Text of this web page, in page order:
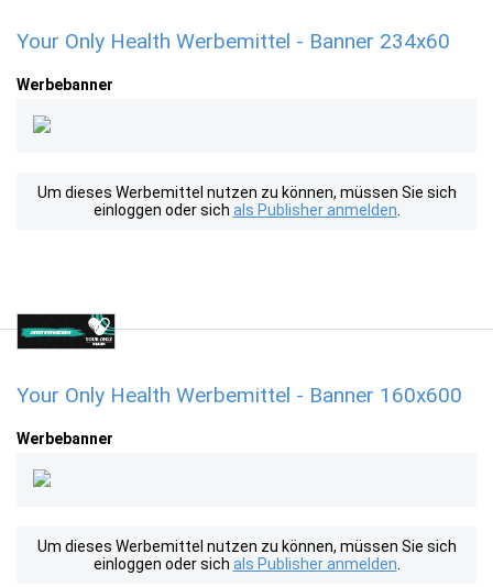
Your Only Health Werbemittel - Banner 234x60
Werbebanner
Um dieses Werbemittel nutzen zu können, müssen Sie sich
einloggen oder sich als Publisher anmelden
Your Only Health Werbemittel - Banner 160x600
Werbebanner
Um dieses Werbemittel nutzen zu können, müssen Sie sich
einloggen oder sich als Publisher anmelden